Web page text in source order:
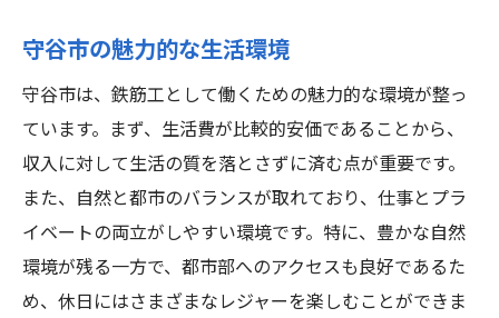
守谷市の魅力的な生活環境
守谷市は、鉄筋工として働くための魅力的な環境が整っ
ています。まず、生活費が比較的安価であることから、
収入に対して生活の質を落とさずに済む点が重要です。
また、自然と都市のバランスが取れており、仕事とプラ
イベートの両立がしやすい環境です。特に、豊かな自然
環境が残る一方で、都市部へのアクセスも良好であるた
め、休日にはさまざまなレジャーを楽しむことができま